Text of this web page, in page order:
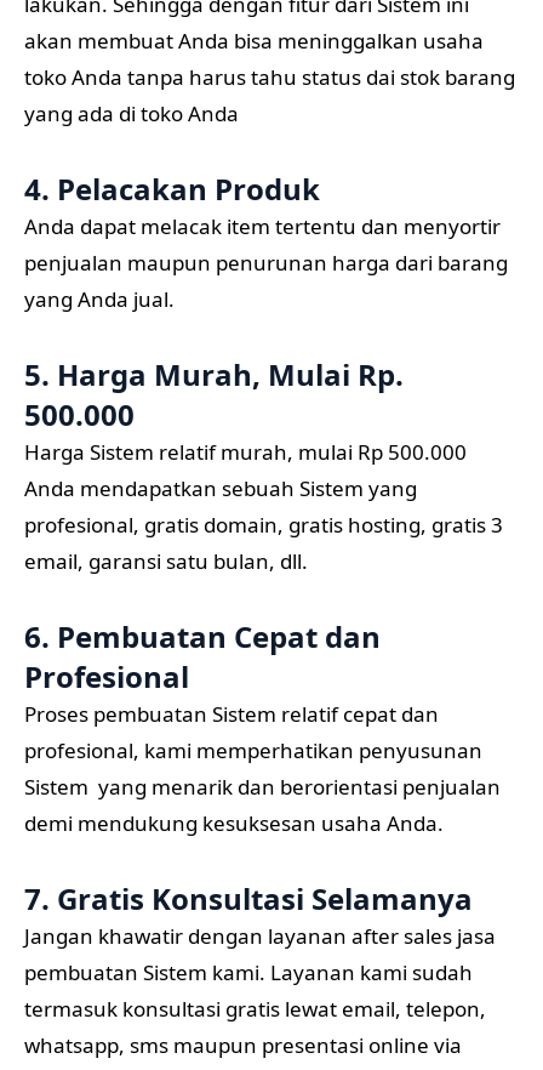
akan membuat Anda bisa meninggalkan usaha
toko Anda tanpa harus tahu status dai stok barang
yang ada di toko Anda
4. Pelacakan Produk
Anda dapat melacak item tertentu dan menyortir
penjualan maupun penurunan harga dari barang
yang Anda jual.
5. Harga Murah, Mulai Rp.
500.000
Harga Sistem relatif murah, mulai Rp 500.000
Anda mendapatkan sebuah Sistem yang
profesional, gratis domain, gratis hosting, gratis 3
email, garansi satu bulan, dll.
6. Pembuatan Cepat dan
Profesional
Proses pembuatan Sistem relatif cepat dan
profesional, kami memperhatikan penyusunan
Sistem yang menarik dan berorientasi penjualan
demi mendukung kesuksesan usaha Anda.
7. Gratis Konsultasi Selamanya
Jangan khawatir dengan layanan after sales jasa
pembuatan Sistem kami. Layanan kami sudah
termasuk konsultasi gratis lewat email, telepon,
whatsapp, sms maupun presentasi online via